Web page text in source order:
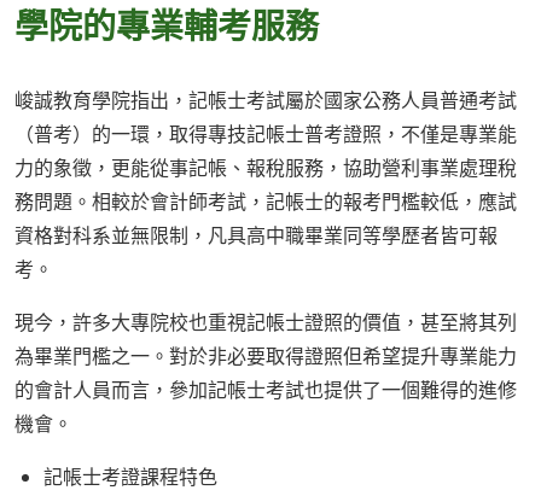
學院的專業輔考服務
峻誠教育學院指出，記帳士考試屬於國家公務人員普通考試
（普考）的一環，取得專技記帳士普考證照，不僅是專業能
力的象徵，更能從事記帳、報稅服務，協助營利事業處理稅
務問題。相較於會計師考試，記帳士的報考門檻較低，應試
資格對科系並無限制，凡具高中職畢業同等學歷者皆可報
考。
現今，許多大專院校也重視記帳士證照的價值，甚至將其列
為畢業門檻之一。對於非必要取得證照但希望提升專業能力
的會計人員而言，參加記帳士考試也提供了一個難得的進修
機會。
記帳士考證課程特色